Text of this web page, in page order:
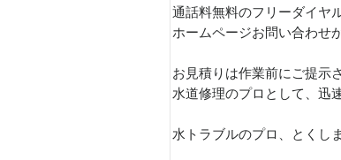
通話料無料のフリーダイヤ
ホームページお問い合わせ
お見積りは作業前にご提示
水道修理のプロとして、迅
水トラブルのプロ、とく